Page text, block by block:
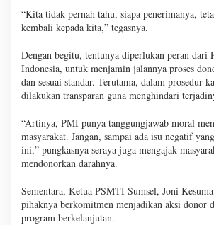
“Kita tidak pernah tahu, siapa penerimanya,
kembali kepada kita,” tegasnya.
Dengan begitu, tentunya diperlukan peran dari
Indonesia, untuk menjamin jalannya proses
dan sesuai standar. Terutama, dalam prosedur
dilakukan transparan guna menghindari
“Artinya, PMI punya tanggungjawab moral
masyarakat. Jangan, sampai ada isu negatif
ini,” pungkasnya seraya juga mengajak
mendonorkan darahnya.
Sementara, Ketua PSMTI Sumsel, Joni
pihaknya berkomitmen menjadikan aksi donor
program berkelanjutan.